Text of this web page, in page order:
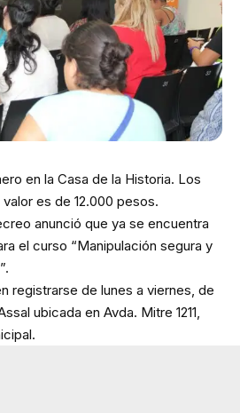
en la Casa de la Historia. Los
es de 12.000 pesos.
anunció que ya se encuentra
el curso “Manipulación segura y
registrarse de lunes a viernes, de
ubicada en Avda. Mitre 1211,